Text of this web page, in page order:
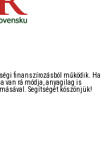
finanszírozásból működik. Ha
van rá módja, anyagilag is
Segítségét köszönjük!